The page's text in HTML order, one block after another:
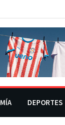
DEPORTES